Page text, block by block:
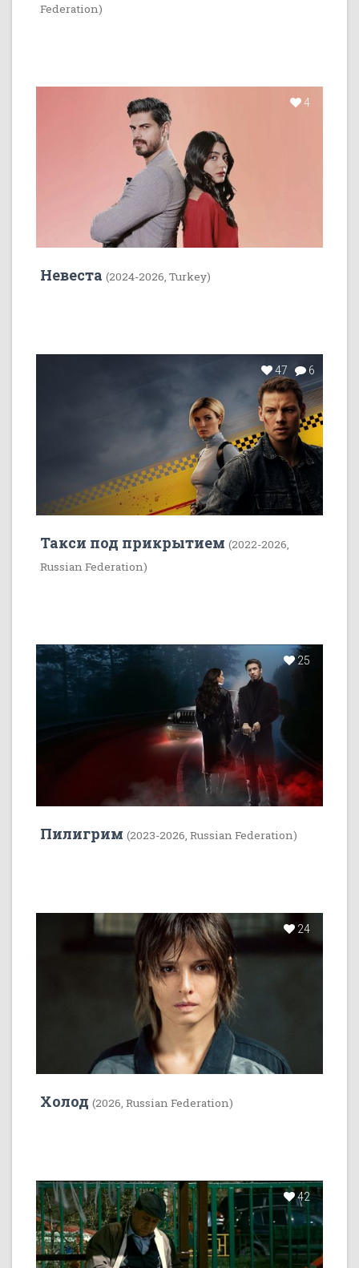
Federation)
4
Невеста (2024-2026, Turkey)
47 6
Такси под прикрытием (2022-2026,
Russian Federation)
25
Пилигрим (2023-2026, Russian Federation)
24
Холод (2026, Russian Federation)
42